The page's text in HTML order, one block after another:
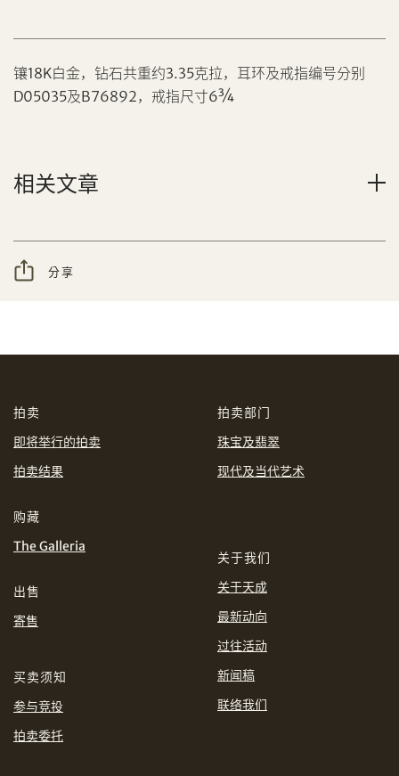
分享到WhatsApp
我想透过电邮获取更多天成国际的讯息。
设定您的最高竞投价
网上竞投之条款及细则
镶18K白金，钻石共重约3.35克拉，耳环及戒指编号分别
D05035及B76892，戒指尺寸6¾
相关文章
分享
AUD CAD
CNY
EUR GBP
SGD
TWD
拍卖
即将举行的拍卖
拍卖结果
购藏
The Galleria
出售
寄售
买卖须知
参与竞投
拍卖委托
拍卖部门
珠宝及翡翠
现代及当代艺术
关于我们
关于天成
最新动向
过往活动
新闻稿
联络我们